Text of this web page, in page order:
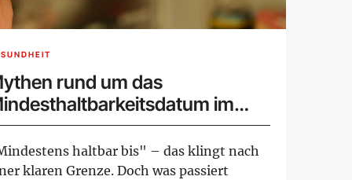
rund um das
im
haltbar bis" – das klingt nach
klaren Grenze. Doch was passiert